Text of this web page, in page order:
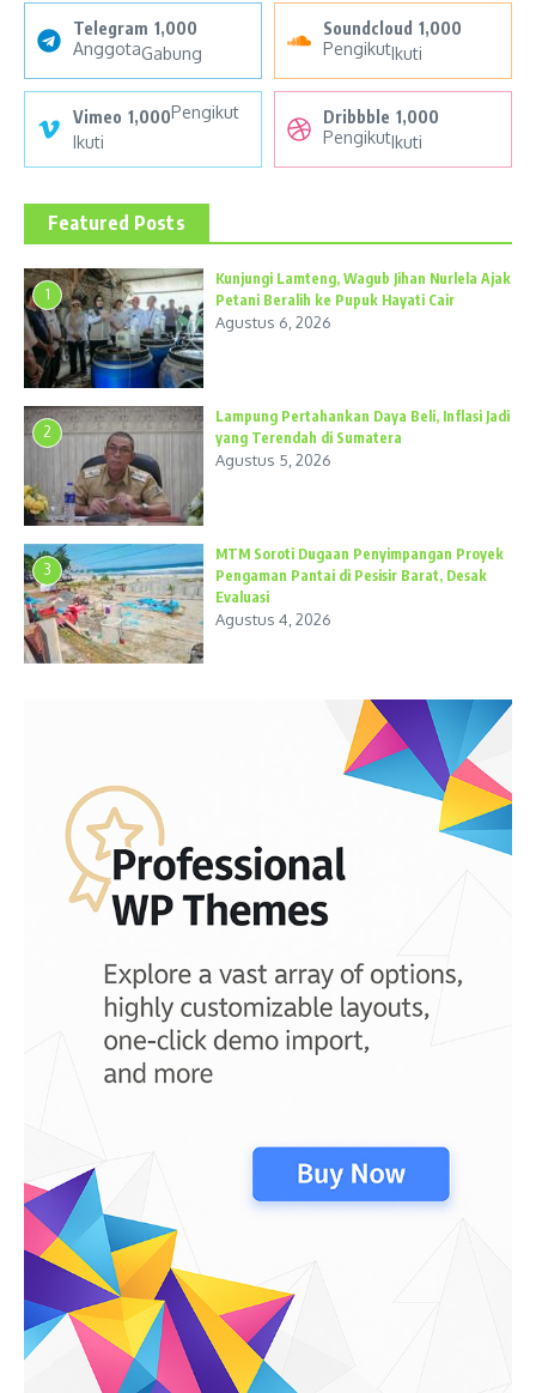
Telegram 1,000
AnggotaGabung
Soundcloud 1,000
PengikutIkuti
Vimeo 1,000Pengikut
Ikuti
Dribbble 1,000
PengikutIkuti
Featured Posts
1
Kunjungi Lamteng, Wagub Jihan Nurlela Ajak
Petani Beralih ke Pupuk Hayati Cair
Agustus 6, 2026
2
Lampung Pertahankan Daya Beli, Inflasi Jadi
yang Terendah di Sumatera
Agustus 5, 2026
3
MTM Soroti Dugaan Penyimpangan Proyek
Pengaman Pantai di Pesisir Barat, Desak
Evaluasi
Agustus 4, 2026